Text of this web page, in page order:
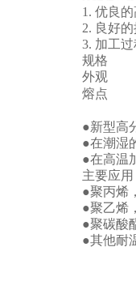
1. 优良
2. 良好
3. 加工
规格
外观
熔点
●新型高
●在潮湿
●在高温
主要应用
●聚丙烯
●聚乙烯
●聚碳酸
●其他耐